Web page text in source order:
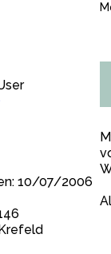
10/07/2006